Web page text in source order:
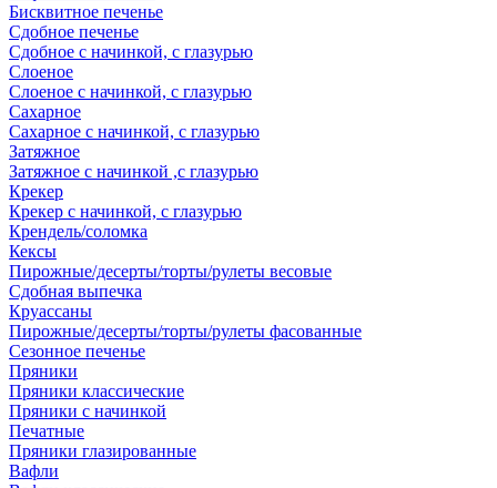
Бисквитное печенье
Сдобное печенье
Сдобное с начинкой, с глазурью
Слоеное
Слоеное с начинкой, с глазурью
Сахарное
Сахарное с начинкой, с глазурью
Затяжное
Затяжное с начинкой ,с глазурью
Крекер
Крекер с начинкой, с глазурью
Крендель/соломка
Кексы
Пирожные/десерты/торты/рулеты весовые
Сдобная выпечка
Круассаны
Пирожные/десерты/торты/рулеты фасованные
Сезонное печенье
Пряники
Пряники классические
Пряники с начинкой
Печатные
Пряники глазированные
Вафли